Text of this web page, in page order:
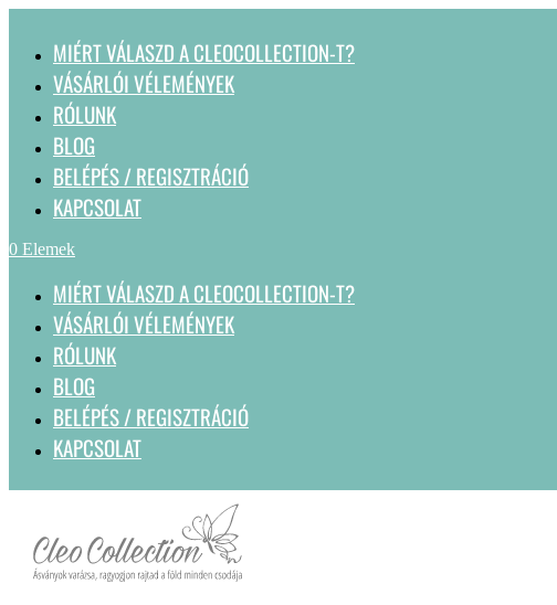
MIÉRT VÁLASZD A CLEOCOLLECTION-T?
VÁSÁRLÓI VÉLEMÉNYEK
RÓLUNK
BLOG
BELÉPÉS / REGISZTRÁCIÓ
KAPCSOLAT
0 Elemek
MIÉRT VÁLASZD A CLEOCOLLECTION-T?
VÁSÁRLÓI VÉLEMÉNYEK
RÓLUNK
BLOG
BELÉPÉS / REGISZTRÁCIÓ
KAPCSOLAT